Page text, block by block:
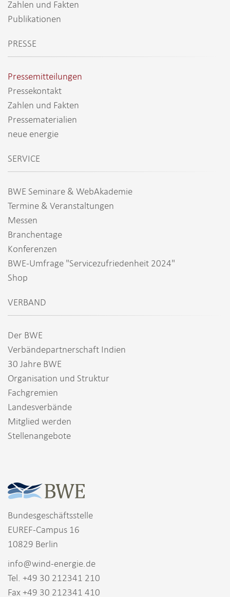
Zahlen und Fakten
Publikationen
PRESSE
Pressemitteilungen
Pressekontakt
Zahlen und Fakten
Pressematerialien
neue energie
SERVICE
BWE Seminare & WebAkademie
Termine & Veranstaltungen
Messen
Branchentage
Konferenzen
BWE-Umfrage "Servicezufriedenheit 2024"
Shop
VERBAND
Der BWE
Verbändepartnerschaft Indien
30 Jahre BWE
Organisation und Struktur
Fachgremien
Landesverbände
Mitglied werden
Stellenangebote
Bundesgeschäftsstelle
EUREF-Campus 16
10829 Berlin
info@wind-energie.de
Tel. +49 30 212341 210
Fax +49 30 212341 410